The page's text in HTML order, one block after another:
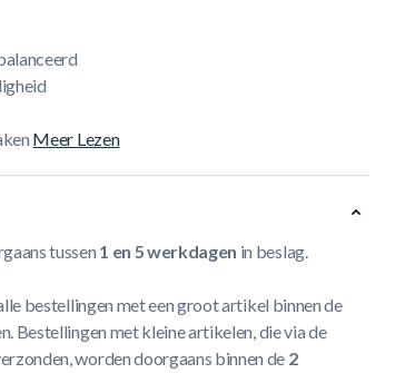
Meer Lezen
tussen 1 en 5 werkdagen in beslag.
bestellingen met een groot artikel binnen de
Bestellingen met kleine artikelen, die via de
worden doorgaans binnen de 2